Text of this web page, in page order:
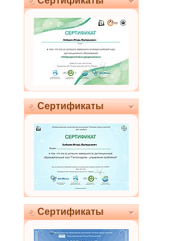
Сертификаты
Сертификаты